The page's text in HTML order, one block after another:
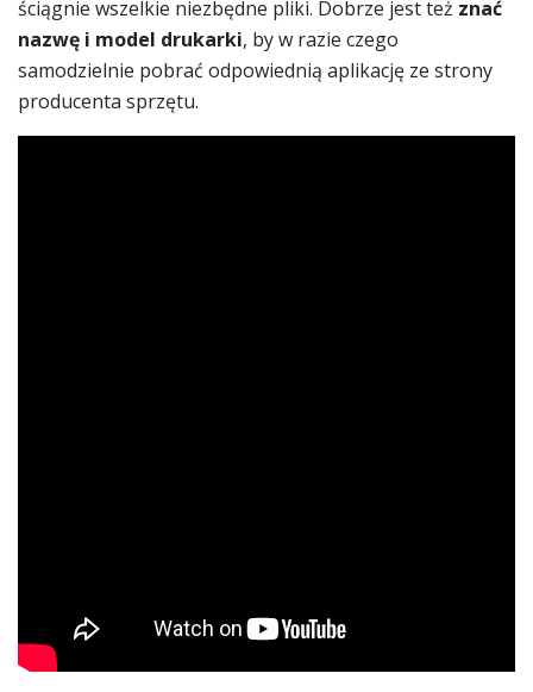
ściągnie wszelkie niezbędne pliki. Dobrze jest też znać
nazwę i model drukarki, by w razie czego
samodzielnie pobrać odpowiednią aplikację ze strony
producenta sprzętu.